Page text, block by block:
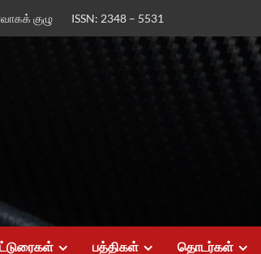
குழு ISSN: 2348 – 5531
பத்திகள் தொடர்கள்